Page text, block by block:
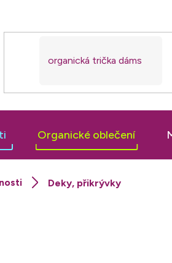
Organické oblečení
Deky, přikrývky